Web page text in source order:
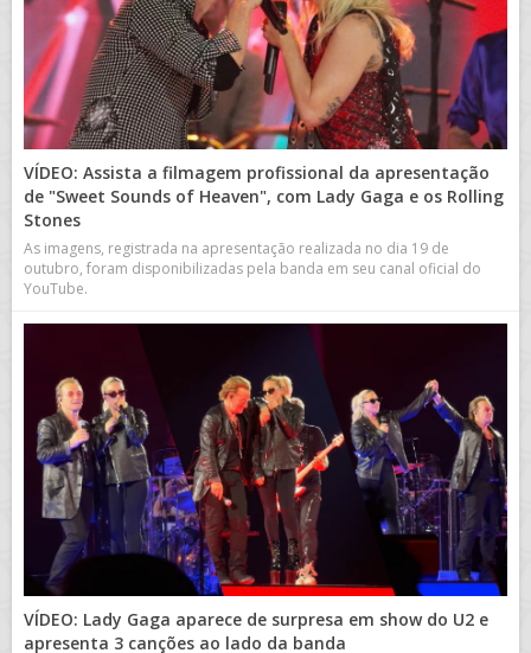
VÍDEO: Assista a filmagem profissional da apresentação
de "Sweet Sounds of Heaven", com Lady Gaga e os Rolling
Stones
As imagens, registrada na apresentação realizada no dia 19 de
outubro, foram disponibilizadas pela banda em seu canal oficial do
YouTube.
VÍDEO: Lady Gaga aparece de surpresa em show do U2 e
apresenta 3 canções ao lado da banda